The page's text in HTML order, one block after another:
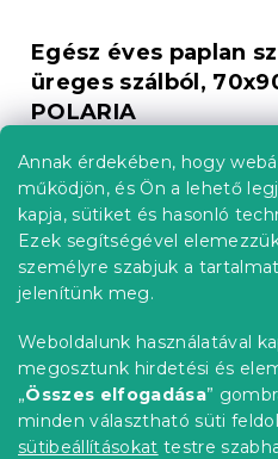
Annak érdekében, hogy
működjön, és Ön a lehető
kapja, sütiket és hasonló
Ezek segítségével
személyre szabjuk a
jelenítünk meg.
Weboldalunk használatával
megosztunk hirdetési és
„Összes elfogadása”
minden választható süti
sütibeállításokat testre
Egész éves paplan
üreges szálból,
POLARIA
8 021 Ft